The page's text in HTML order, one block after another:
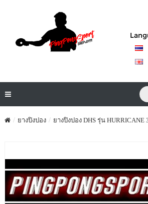
ยางปิงปอง ยางปิงปอง DHS รุ่น HURRICANE